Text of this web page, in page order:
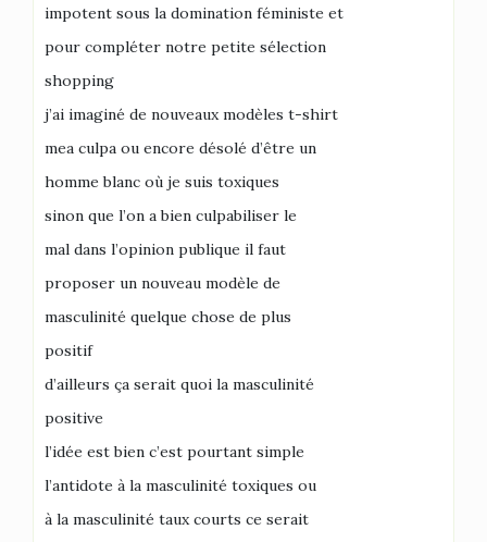
impotent sous la domination féministe et
pour compléter notre petite sélection
shopping
j’ai imaginé de nouveaux modèles t-shirt
mea culpa ou encore désolé d’être un
homme blanc où je suis toxiques
sinon que l’on a bien culpabiliser le
mal dans l’opinion publique il faut
proposer un nouveau modèle de
masculinité quelque chose de plus
positif
d’ailleurs ça serait quoi la masculinité
positive
l’idée est bien c’est pourtant simple
l’antidote à la masculinité toxiques ou
à la masculinité taux courts ce serait